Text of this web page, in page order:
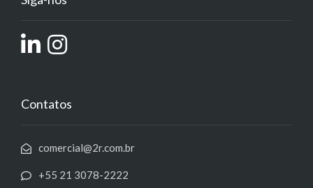
Contatos
comercial@2r.com.br
+55 21 3078-2222